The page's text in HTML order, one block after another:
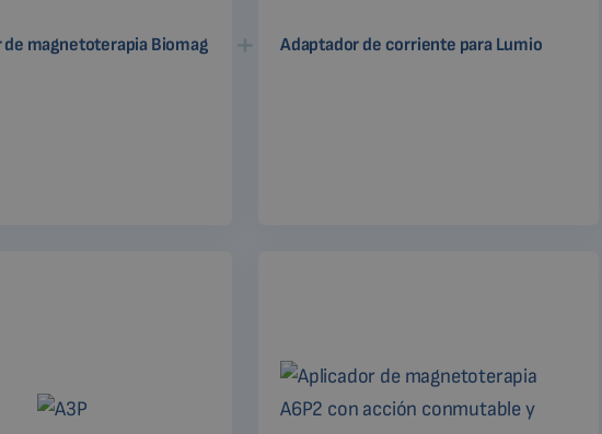
magnetoterapia Biomag Adaptador de corriente para Lumio